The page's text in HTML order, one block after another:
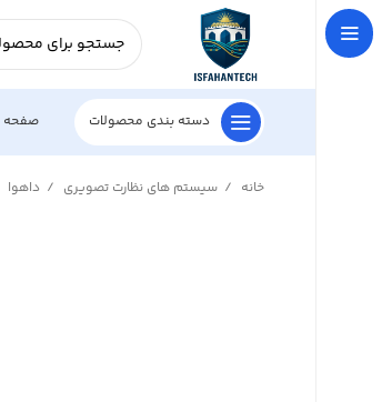
دسته بندی محصولات صفحه
خانه سیستم های نظارت تصویری داهوا